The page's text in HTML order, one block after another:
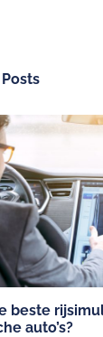
beste
auto’s?